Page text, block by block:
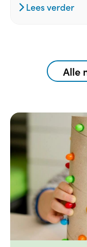
Lees verder
Alle